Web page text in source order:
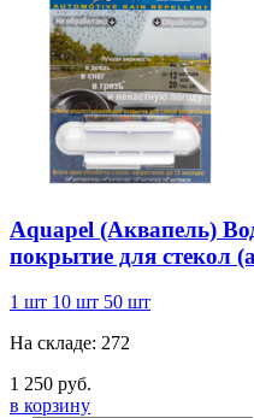
Aquapel (Аквапель)
покрытие для стекол
1 шт 10 шт 50 шт
На складе: 272
1 250 руб.
в корзину